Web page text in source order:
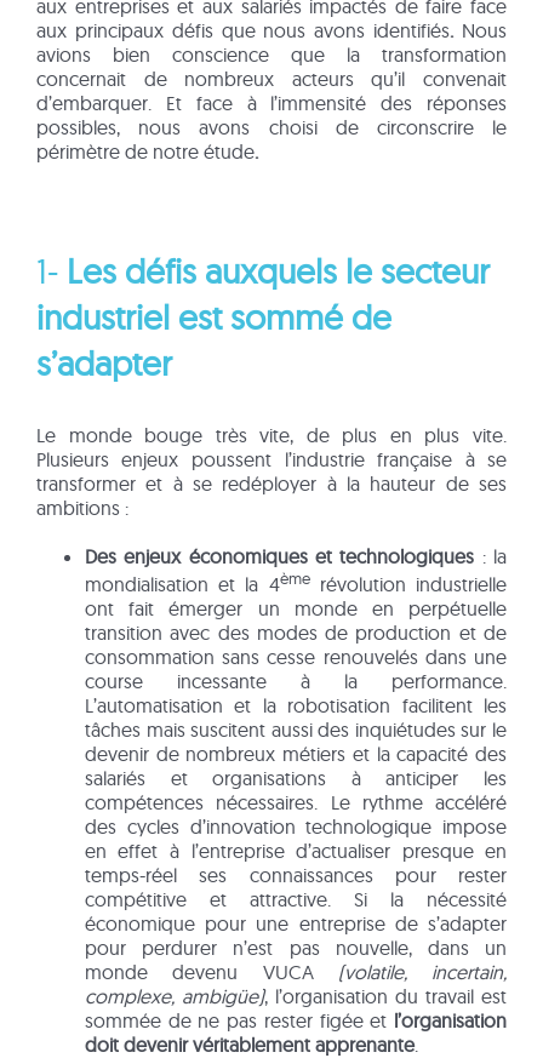
aux entreprises et aux salariés impactés de faire face
aux principaux défis que nous avons identifiés. Nous
avions bien conscience que la transformation
concernait de nombreux acteurs qu’il convenait
d’embarquer. Et face à l’immensité des réponses
possibles, nous avons choisi de circonscrire le
périmètre de notre étude.
1- Les défis auxquels le secteur
industriel est sommé de
s’adapter
Le monde bouge très vite, de plus en plus vite.
Plusieurs enjeux poussent l’industrie française à se
transformer et à se redéployer à la hauteur de ses
ambitions :
Des enjeux économiques et technologiques : la
mondialisation et la 4èmerévolution industrielle
ont fait émerger un monde en perpétuelle
transition avec des modes de production et de
consommation sans cesse renouvelés dans une
course incessante à la performance.
L’automatisation et la robotisation facilitent les
tâches mais suscitent aussi des inquiétudes sur le
devenir de nombreux métiers et la capacité des
salariés et organisations à anticiper les
compétences nécessaires. Le rythme accéléré
des cycles d’innovation technologique impose
en effet à l’entreprise d’actualiser presque en
temps-réel ses connaissances pour rester
compétitive et attractive. Si la nécessité
économique pour une entreprise de s’adapter
pour perdurer n’est pas nouvelle, dans un
monde devenu VUCA (volatile, incertain,
complexe, ambigüe), l’organisation du travail est
sommée de ne pas rester figée et l’organisation
doit devenir véritablement apprenante.